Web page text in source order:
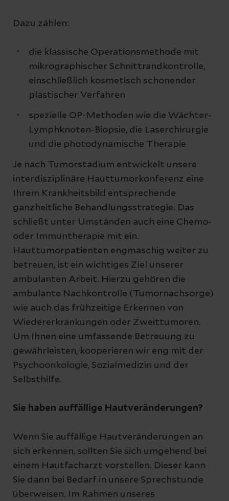
Dazu zählen:
die klassische Operationsmethode mit
mikrographischer Schnittrandkontrolle,
einschließlich kosmetisch schonender
plastischer Verfahren
spezielle OP-Methoden wie die Wächter-
Lymphknoten-Biopsie, die Laserchirurgie
und die photodynamische Therapie
Je nach Tumorstadium entwickelt unsere
interdisziplinäre Hauttumorkonferenz eine
Ihrem Krankheitsbild entsprechende
ganzheitliche Behandlungsstrategie. Das
schließt unter Umständen auch eine Chemo-
oder Immuntherapie mit ein.
Hauttumorpatienten engmaschig weiter zu
betreuen, ist ein wichtiges Ziel unserer
ambulanten Arbeit. Hierzu gehören die
ambulante Nachkontrolle (Tumornachsorge)
wie auch das frühzeitige Erkennen von
Wiedererkrankungen oder Zweittumoren.
Um Ihnen eine umfassende Betreuung zu
gewährleisten, kooperieren wir eng mit der
Psychoonkologie, Sozialmedizin und der
Selbsthilfe.
Sie haben auffällige Hautveränderungen?
Wenn Sie auffällige Hautveränderungen an
sich erkennen, sollten Sie sich umgehend bei
einem Hautfacharzt vorstellen. Dieser kann
Sie dann bei Bedarf in unsere Sprechstunde
überweisen. Im Rahmen unseres